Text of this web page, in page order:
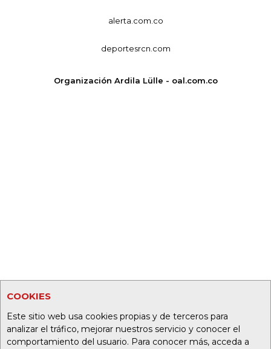
COOKIES
Este sitio web usa cookies propias y de terceros para
analizar el tráfico, mejorar nuestros servicio y conocer el
comportamiento del usuario. Para conocer más, acceda a
alerta.com.co
deportesrcn.com
Organización Ardila Lülle - oal.com.co